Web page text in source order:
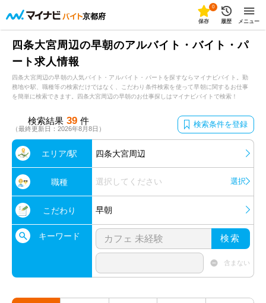
京都府
0
保存 履歴 メニュー
四条大宮周辺の早朝のアルバイト・バイト・パ
ート求人情報
四条大宮周辺の早朝の人気バイト・アルバイト・パートを探すならマイナビバイト。勤
務地や駅、職種等の検索だけではなく、こだわり条件検索を使って早朝に関するお仕事
を簡単に検索できます。四条大宮周辺の早朝のお仕事探しはマイナビバイトで検索！
検索結果 39 件
（最終更新日：2026年8月8日） 検索条件を登録
エリア/駅 四条大宮周辺
職種 選択してください 選択
こだわり 早朝
キーワード 検索
含まない